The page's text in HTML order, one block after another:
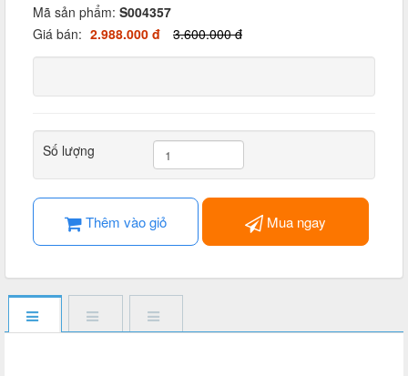
Mã sản phẩm: S004357
Giá bán: 2.988.000 đ 3.600.000 đ
Số lượng
Thêm vào giỏ Mua ngay